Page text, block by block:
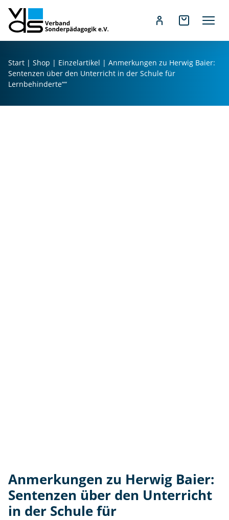
h
Start | Shop | Einzelartikel | Anmerkungen zu Herwig Baier:
Sentenzen über den Unterricht in der Schule für
Lernbehinderte““
Anmerkungen zu Herwig Baier:
Sentenzen über den Unterricht
in der Schule für